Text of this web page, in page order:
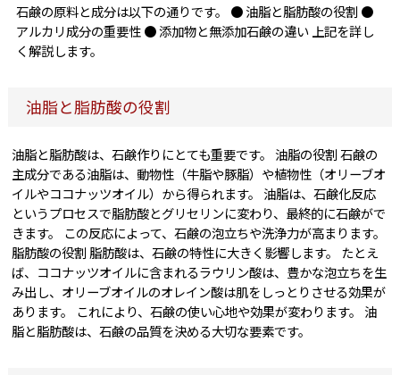
石鹸の原料と成分は以下の通りです。 ● 油脂と脂肪酸の役割 ●
アルカリ成分の重要性 ● 添加物と無添加石鹸の違い 上記を詳し
く解説します。
油脂と脂肪酸の役割
油脂と脂肪酸は、石鹸作りにとても重要です。 油脂の役割 石鹸の
主成分である油脂は、動物性（牛脂や豚脂）や植物性（オリーブオ
イルやココナッツオイル）から得られます。 油脂は、石鹸化反応
というプロセスで脂肪酸とグリセリンに変わり、最終的に石鹸がで
きます。 この反応によって、石鹸の泡立ちや洗浄力が高まります。
脂肪酸の役割 脂肪酸は、石鹸の特性に大きく影響します。 たとえ
ば、ココナッツオイルに含まれるラウリン酸は、豊かな泡立ちを生
み出し、オリーブオイルのオレイン酸は肌をしっとりさせる効果が
あります。 これにより、石鹸の使い心地や効果が変わります。 油
脂と脂肪酸は、石鹸の品質を決める大切な要素です。